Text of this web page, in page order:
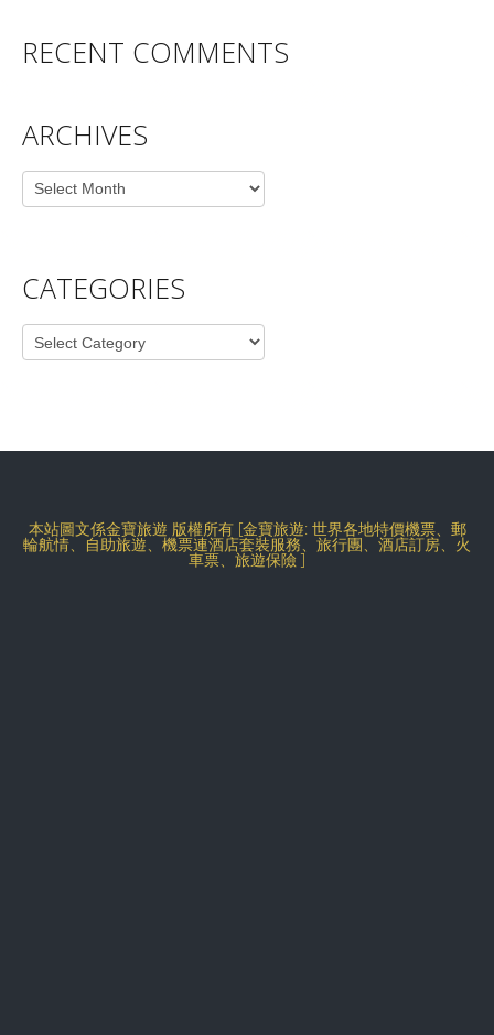
RECENT COMMENTS
ARCHIVES
Archives
CATEGORIES
Categories
本站圖文係金寶旅遊 版權所有 [金寶旅遊: 世界各地特價機票、郵
輪航情、自助旅遊、機票連酒店套裝服務、旅行團、酒店訂房、火
車票、旅遊保險 ]